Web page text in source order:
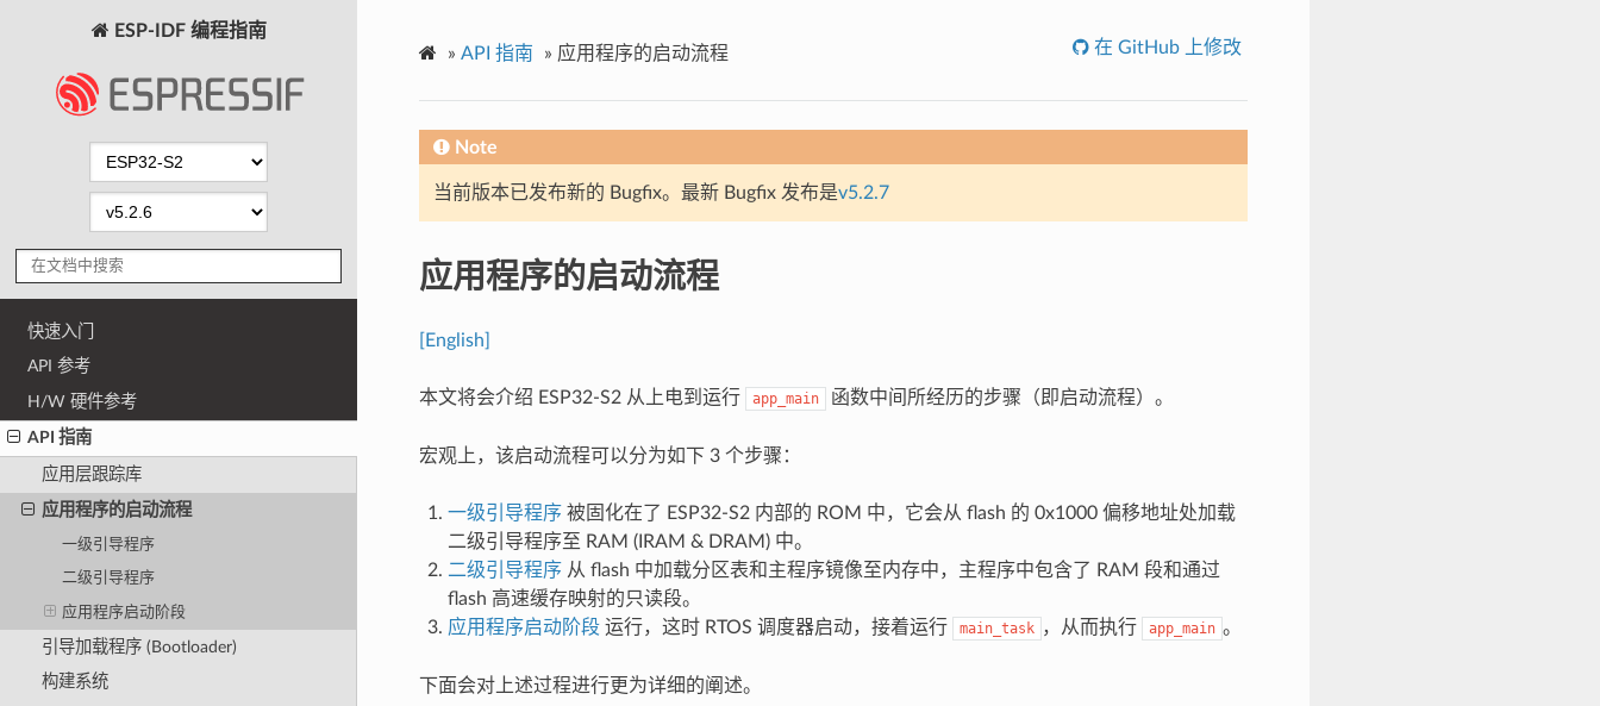
ESP-IDF 编程指南
快速入门
API 参考
H/W 硬件参考
API 指南
应用层跟踪库
应用程序的启动流程
一级引导程序
二级引导程序
应用程序启动阶段
引导加载程序 (Bootloader)
构建系统
» API 指南 » 应用程序的启动流程 在 GitHub 上修改
Note
当前版本已发布新的 Bugfix。最新 Bugfix 发布是v5.2.7
应用程序的启动流程
[English]
本文将会介绍 ESP32-S2 从上电到运行 app_main 函数中间所经历的步骤（即启动流程）。
宏观上，该启动流程可以分为如下 3 个步骤：
一级引导程序 被固化在了 ESP32-S2 内部的 ROM 中，它会从 flash 的 0x1000 偏移地址处加载
二级引导程序至 RAM (IRAM & DRAM) 中。
二级引导程序 从 flash 中加载分区表和主程序镜像至内存中，主程序中包含了 RAM 段和通过
flash 高速缓存映射的只读段。
应用程序启动阶段运行，这时 RTOS 调度器启动，接着运行 main_task ，从而执行 app_main 。
下面会对上述过程进行更为详细的阐述。